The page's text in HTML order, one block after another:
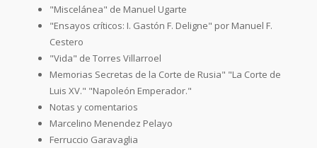
"Miscelánea" de Manuel Ugarte
"Ensayos críticos: I. Gastón F. Deligne" por Manuel F.
Cestero
"Vida" de Torres Villarroel
Memorias Secretas de la Corte de Rusia" "La Corte de
Luis XV." "Napoleón Emperador."
Notas y comentarios
Marcelino Menendez Pelayo
Ferruccio Garavaglia